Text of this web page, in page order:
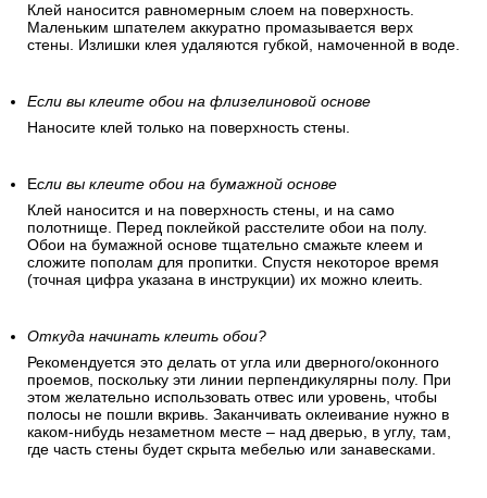
Клей наносится равномерным слоем на поверхность.
Маленьким шпателем аккуратно промазывается верх
стены. Излишки клея удаляются губкой, намоченной в воде.
Если вы клеите обои на флизелиновой основе
Наносите клей только на поверхность стены.
Если вы клеите обои на бумажной основе
Клей наносится и на поверхность стены, и на само
полотнище. Перед поклейкой расстелите обои на полу.
Обои на бумажной основе тщательно смажьте клеем и
сложите пополам для пропитки. Спустя некоторое время
(точная цифра указана в инструкции) их можно клеить.
Откуда начинать клеить обои?
Рекомендуется это делать от угла или дверного/оконного
проемов, поскольку эти линии перпендикулярны полу. При
этом желательно использовать отвес или уровень, чтобы
полосы не пошли вкривь. Заканчивать оклеивание нужно в
каком-нибудь незаметном месте – над дверью, в углу, там,
где часть стены будет скрыта мебелью или занавесками.